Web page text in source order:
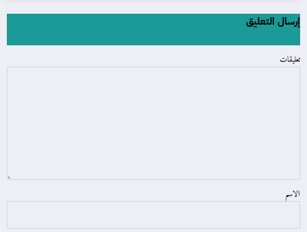
إرسال التعليق
تعليقات
الاسم